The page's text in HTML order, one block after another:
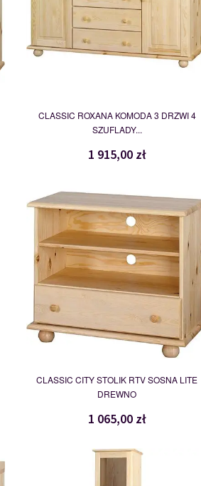
CLASSIC ROXANA KOMODA 3 DRZWI 4
SZUFLADY...
1 915,00 zł
109747
CLASSIC CITY STOLIK RTV SOSNA LITE
DREWNO
1 065,00 zł
WITRYNA
109785